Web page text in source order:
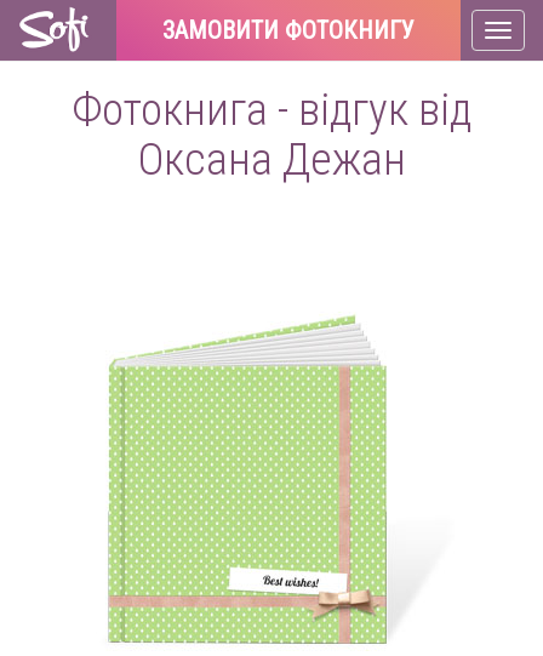
ЗАМОВИТИ ФОТОКНИГУ
Фотокнига - відгук від
Оксана Дежан